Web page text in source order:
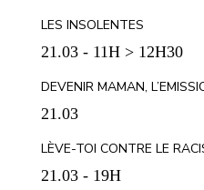
LES INSOLENTES
21.03 - 11H > 12H30
DEVENIR MAMAN,
21.03
LÈVE-TOI CONTRE LE
21.03 - 19H